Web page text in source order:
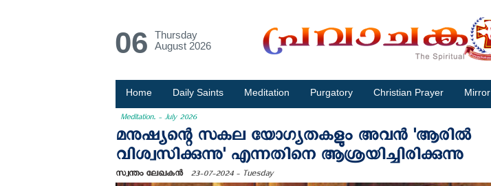
06
Thursday
August 2026
Home Daily Saints Meditation Purgatory Christian Prayer Mirror
Meditation. - July 2026
മനുഷ്യന്റെ സകല യോഗ്യതകളും അവൻ 'ആരിൽ
വിശ്വസിക്കുന്നു' എന്നതിനെ ആശ്രയിച്ചിരിക്കുന്നു
സ്വന്തം ലേഖകന്‍ 23-07-2024 - Tuesday